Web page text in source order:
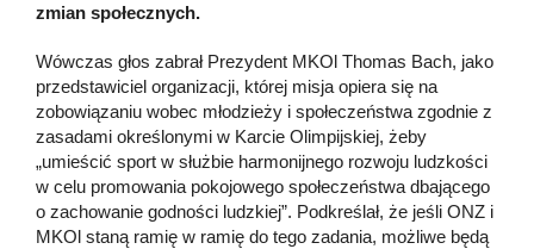
zmian społecznych.
Wówczas głos zabrał Prezydent MKOl Thomas Bach, jako
przedstawiciel organizacji, której misja opiera się na
zobowiązaniu wobec młodzieży i społeczeństwa zgodnie z
zasadami określonymi w Karcie Olimpijskiej, żeby
„umieścić sport w służbie harmonijnego rozwoju ludzkości
w celu promowania pokojowego społeczeństwa dbającego
o zachowanie godności ludzkiej”. Podkreślał, że jeśli ONZ i
MKOl staną ramię w ramię do tego zadania, możliwe będą